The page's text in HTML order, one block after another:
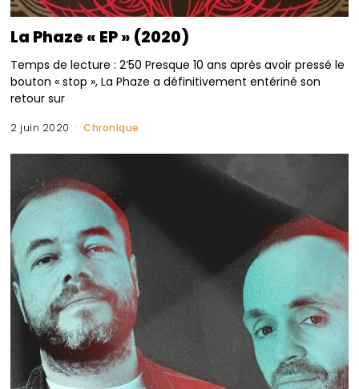
La Phaze « EP » (2020)
Temps de lecture : 2’50 Presque 10 ans après avoir pressé le
bouton « stop », La Phaze a définitivement entériné son
retour sur
2 juin 2020 Chronique